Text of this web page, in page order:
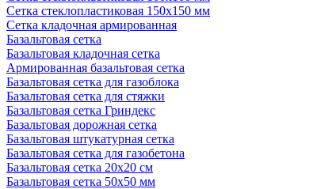
Сетка стеклопластиковая 150x150 мм
Сетка кладочная армированная
Базальтовая сетка
Базальтовая кладочная сетка
Армированная базальтовая сетка
Базальтовая сетка для газоблока
Базальтовая сетка для стяжки
Базальтовая сетка Гриндекс
Базальтовая дорожная сетка
Базальтовая штукатурная сетка
Базальтовая сетка для газобетона
Базальтовая сетка 20x20 см
Базальтовая сетка 50x50 мм